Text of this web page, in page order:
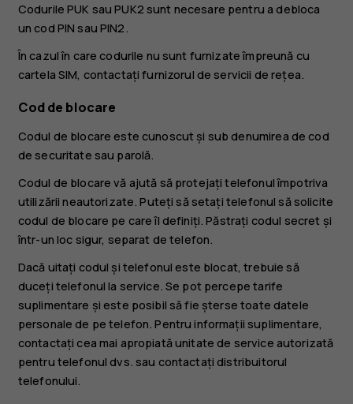
Codurile PUK sau PUK2 sunt necesare pentru a debloca
un cod PIN sau PIN2.
În cazul în care codurile nu sunt furnizate împreună cu
cartela SIM, contactați furnizorul de servicii de rețea.
Cod de blocare
Codul de blocare este cunoscut și sub denumirea de cod
de securitate sau parolă.
Codul de blocare vă ajută să protejați telefonul împotriva
utilizării neautorizate. Puteți să setați telefonul să solicite
codul de blocare pe care îl definiți. Păstrați codul secret și
într-un loc sigur, separat de telefon.
Dacă uitați codul și telefonul este blocat, trebuie să
duceți telefonul la service. Se pot percepe tarife
suplimentare și este posibil să fie șterse toate datele
personale de pe telefon. Pentru informații suplimentare,
contactați cea mai apropiată unitate de service autorizată
pentru telefonul dvs. sau contactați distribuitorul
telefonului.